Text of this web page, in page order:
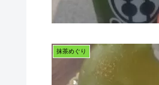
抹茶めぐり